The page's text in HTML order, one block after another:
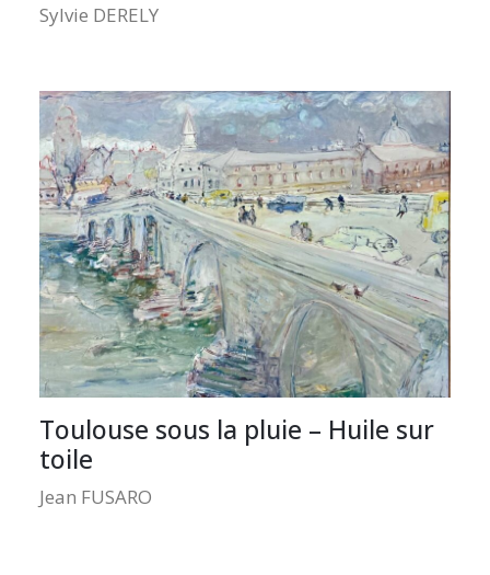
Sylvie DERELY
Toulouse sous la pluie – Huile sur
toile
Jean FUSARO